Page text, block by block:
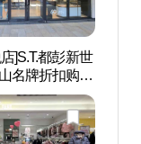
]S.T.都彭新世
名牌折扣购物
(에스티듀퐁
먼프리미엄아
)